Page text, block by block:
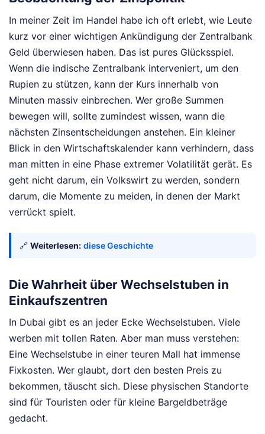
In meiner Zeit im Handel habe ich oft erlebt, wie Leute
kurz vor einer wichtigen Ankündigung der Zentralbank
Geld überwiesen haben. Das ist pures Glücksspiel.
Wenn die indische Zentralbank interveniert, um den
Rupien zu stützen, kann der Kurs innerhalb von
Minuten massiv einbrechen. Wer große Summen
bewegen will, sollte zumindest wissen, wann die
nächsten Zinsentscheidungen anstehen. Ein kleiner
Blick in den Wirtschaftskalender kann verhindern, dass
man mitten in eine Phase extremer Volatilität gerät. Es
geht nicht darum, ein Volkswirt zu werden, sondern
darum, die Momente zu meiden, in denen der Markt
verrückt spielt.
🔗 Weiterlesen: diese Geschichte
Die Wahrheit über Wechselstuben in
Einkaufszentren
In Dubai gibt es an jeder Ecke Wechselstuben. Viele
werben mit tollen Raten. Aber man muss verstehen:
Eine Wechselstube in einer teuren Mall hat immense
Fixkosten. Wer glaubt, dort den besten Preis zu
bekommen, täuscht sich. Diese physischen Standorte
sind für Touristen oder für kleine Bargeldbeträge
gedacht.